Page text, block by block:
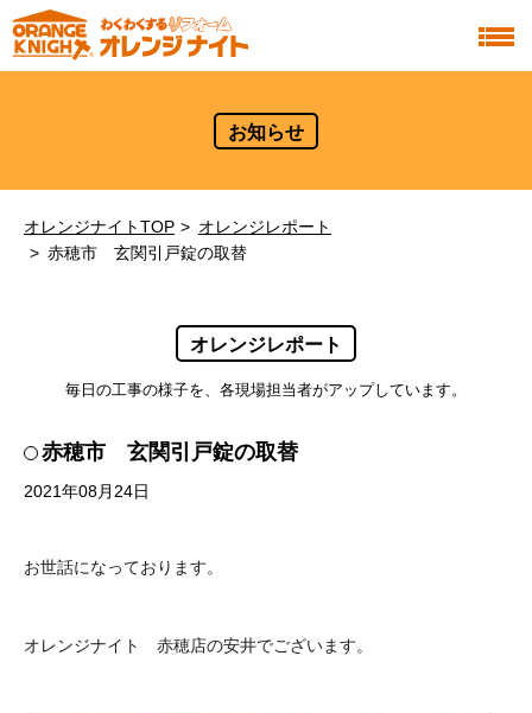
お知らせ
オレンジナイトTOP
オレンジレポート
赤穂市 玄関引戸錠の取替
オレンジレポート
毎日の工事の様子を、各現場担当者がアップしています。
赤穂市 玄関引戸錠の取替
2021年08月24日
お世話になっております。
オレンジナイト 赤穂店の安井でございます。